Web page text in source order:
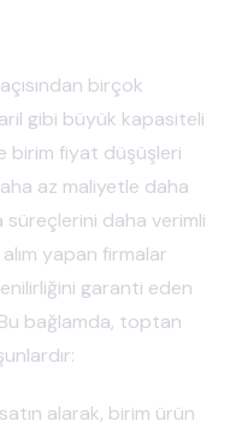
birçok
gibi büyük kapasiteli
birim fiyat düşüşleri
az maliyetle daha
daha verimli
yapan firmalar
garanti eden
bağlamda, toptan
alarak, birim ürün